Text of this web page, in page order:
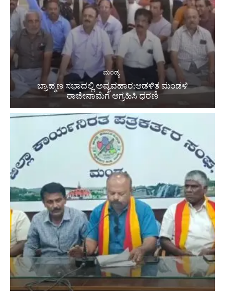
ಮಂಡ್ಯ
ಬ್ರಾಹ್ಮಣ ಸಭಾದಲ್ಲಿ ಅವ್ಯವಹಾರ:ಆಡಳಿತ ಮಂಡಳಿ
ರಾಜೀನಾಮೆಗೆ ಆಗ್ರಹಿಸಿ ಧರಣಿ